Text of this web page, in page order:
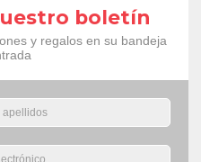
boletín
y regalos en su bandeja